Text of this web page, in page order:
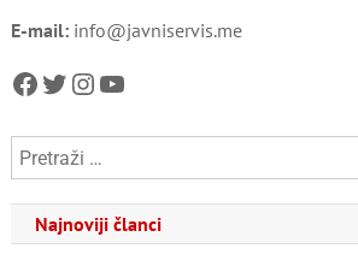
E-mail: info@javniservis.me
Facebook Twitter Instagram YouTube
Najnoviji članci